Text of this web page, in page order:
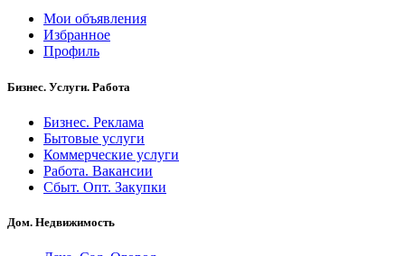
Мои объявления
Избранное
Профиль
Бизнес. Услуги. Работа
Бизнес. Реклама
Бытовые услуги
Коммерческие услуги
Работа. Вакансии
Сбыт. Опт. Закупки
Дом. Недвижимость